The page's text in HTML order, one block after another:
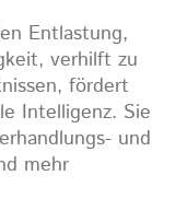
Entlastung,
verhilft zu
fördert
Intelligenz. Sie
und
mehr